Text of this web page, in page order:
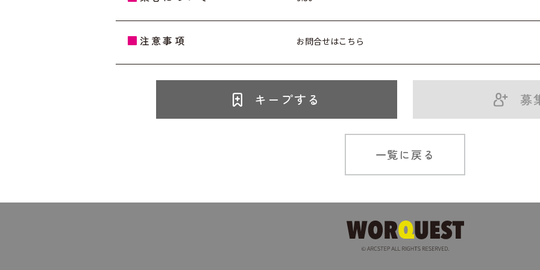
注意事項 お問合せはこちら
キープする 募
一覧に戻る